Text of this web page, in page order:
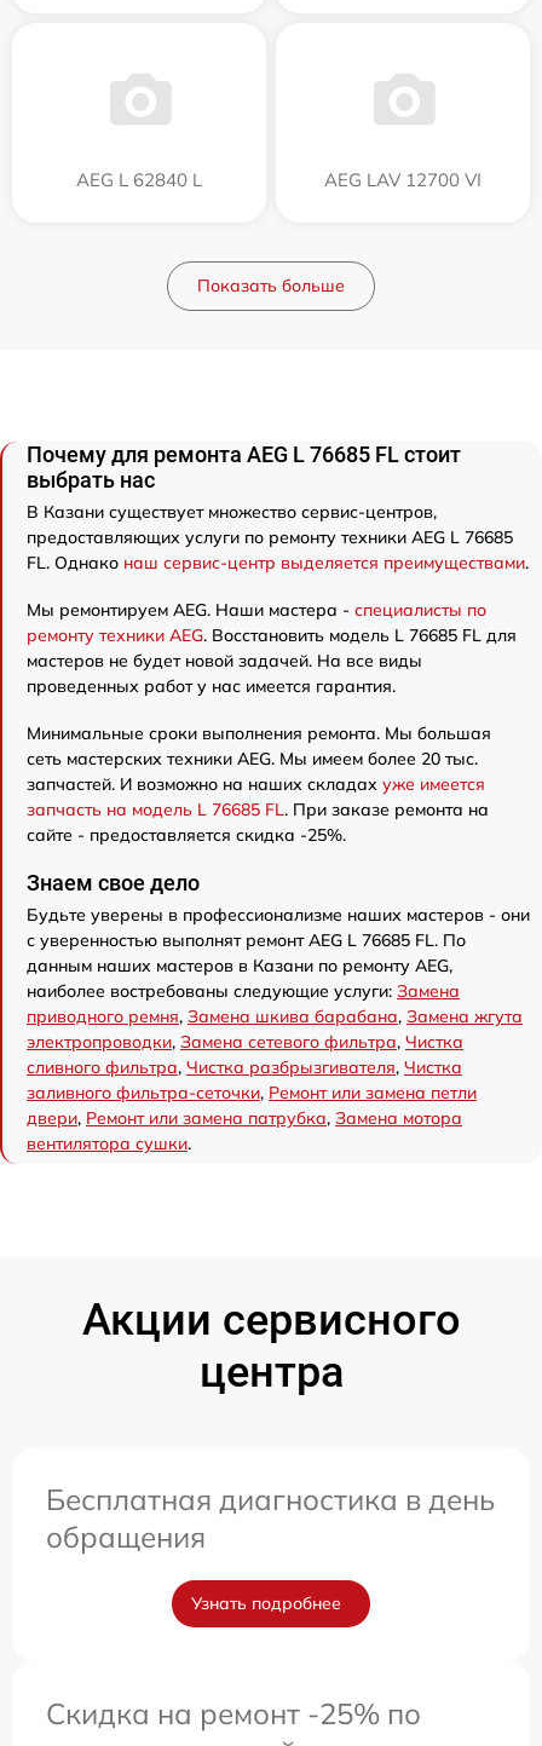
AEG L 62840 L AEG LAV 12700 VI
Показать больше
Почему для ремонта AEG L 76685 FL стоит
выбрать нас
В Казани существует множество сервис-центров,
предоставляющих услуги по ремонту техники AEG L 76685
FL. Однако наш сервис-центр выделяется преимуществами.
Мы ремонтируем AEG. Наши мастера - специалисты по
ремонту техники AEG. Восстановить модель L 76685 FL для
мастеров не будет новой задачей. На все виды
проведенных работ у нас имеется гарантия.
Минимальные сроки выполнения ремонта. Мы большая
сеть мастерских техники AEG. Мы имеем более 20 тыс.
запчастей. И возможно на наших складах уже имеется
запчасть на модель L 76685 FL. При заказе ремонта на
сайте - предоставляется скидка -25%.
Знаем свое дело
Будьте уверены в профессионализме наших мастеров - они
с уверенностью выполнят ремонт AEG L 76685 FL. По
данным наших мастеров в Казани по ремонту AEG,
наиболее востребованы следующие услуги: Замена
приводного ремня, Замена шкива барабана, Замена жгута
электропроводки, Замена сетевого фильтра, Чистка
сливного фильтра, Чистка разбрызгивателя, Чистка
заливного фильтра-сеточки, Ремонт или замена петли
двери, Ремонт или замена патрубка, Замена мотора
вентилятора сушки.
Акции сервисного
центра
Бесплатная диагностика в день
обращения
Узнать подробнее
Скидка на ремонт -25% по